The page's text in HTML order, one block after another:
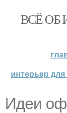
ВСЁ ОБ
интерьер
Идеи